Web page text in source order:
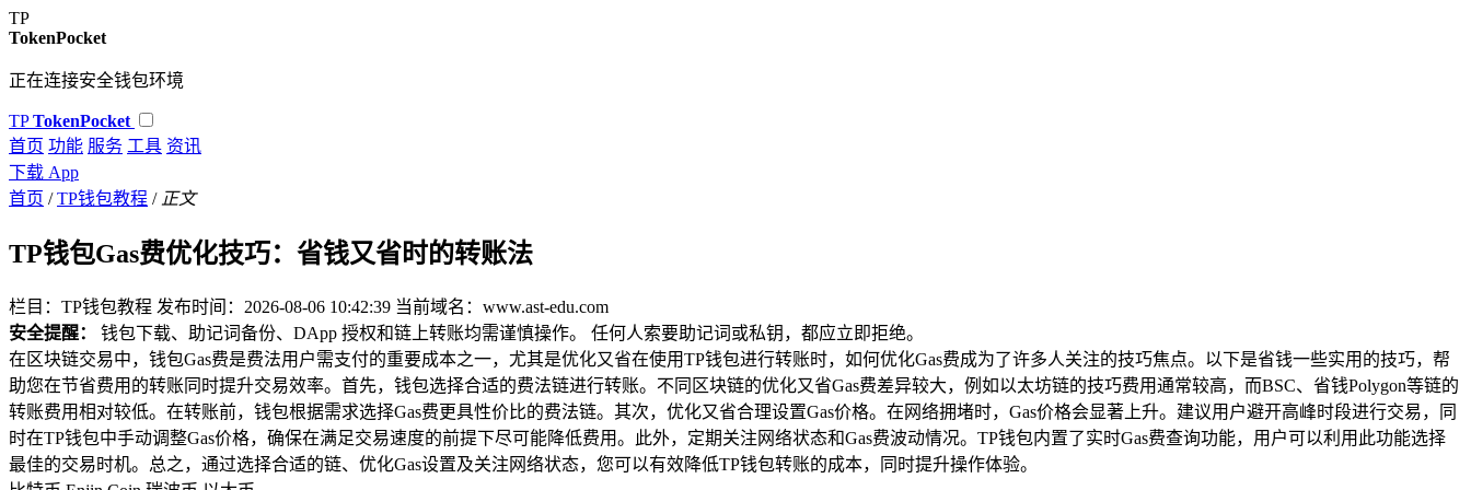
TP
TokenPocket
正在连接安全钱包环境
TP TokenPocket
首页 功能 服务 工具 资讯
下载 App
首页 / TP钱包教程 / 正文
TP钱包Gas费优化技巧：省钱又省时的转账法
栏目：TP钱包教程 发布时间：2026-08-06 10:42:39 当前域名：www.ast-edu.com
安全提醒：
钱包下载、助记词备份、DApp 授权和链上转账均需谨慎操作。 任何人索要助记词或私钥，都应立即拒绝。
在区块链交易中，钱包Gas费是费法用户需支付的重要成本之一，尤其是优化又省在使用TP钱包进行转账时，如何优化Gas费成为了许多人关注的技巧焦点。以下是省钱一些实用的技巧，帮
助您在节省费用的转账同时提升交易效率。首先，钱包选择合适的费法链进行转账。不同区块链的优化又省Gas费差异较大，例如以太坊链的技巧费用通常较高，而BSC、省钱Polygon等链的
转账费用相对较低。在转账前，钱包根据需求选择Gas费更具性价比的费法链。其次，优化又省合理设置Gas价格。在网络拥堵时，Gas价格会显著上升。建议用户避开高峰时段进行交易，同
时在TP钱包中手动调整Gas价格，确保在满足交易速度的前提下尽可能降低费用。此外，定期关注网络状态和Gas费波动情况。TP钱包内置了实时Gas费查询功能，用户可以利用此功能选择
最佳的交易时机。总之，通过选择合适的链、优化Gas设置及关注网络状态，您可以有效降低TP钱包转账的成本，同时提升操作体验。